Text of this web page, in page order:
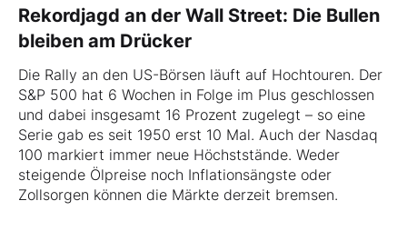
Rekordjagd an der Wall Street: Die Bullen
bleiben am Drücker
Die Rally an den US-Börsen läuft auf Hochtouren. Der
S&P 500 hat 6 Wochen in Folge im Plus geschlossen
und dabei insgesamt 16 Prozent zugelegt – so eine
Serie gab es seit 1950 erst 10 Mal. Auch der Nasdaq
100 markiert immer neue Höchststände. Weder
steigende Ölpreise noch Inflationsängste oder
Zollsorgen können die Märkte derzeit bremsen.